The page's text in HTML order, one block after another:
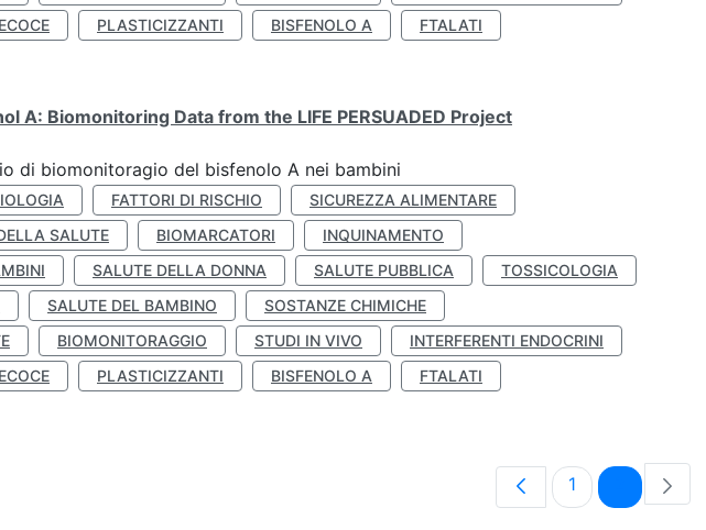
PLASTICIZZANTI BISFENOLO A
FTALATI
A: Biomonitoring Data from the LIFE PERSUADED Project
di biomonitoragio del bisfenolo A nei bambini
FATTORI DI RISCHIO
SICUREZZA ALIMENTARE
SALUTE BIOMARCATORI
INQUINAMENTO
SALUTE DELLA DONNA SALUTE PUBBLICA
TOSSICOLOGIA
SALUTE DEL BAMBINO
SOSTANZE CHIMICHE
BIOMONITORAGGIO STUDI IN VIVO
INTERFERENTI ENDOCRINI
PLASTICIZZANTI BISFENOLO A
FTALATI
Pagina
1 Pagina